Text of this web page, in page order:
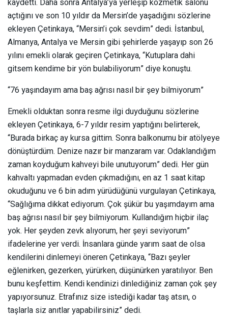
açtığını ve son 10 yıldır da Mersin’de yaşadığını sözlerine
ekleyen Çetinkaya, “Mersin’i çok sevdim” dedi. İstanbul,
Almanya, Antalya ve Mersin gibi şehirlerde yaşayıp son 26
yılını emekli olarak geçiren Çetinkaya, “Kutuplara dahi
gitsem kendime bir yön bulabiliyorum” diye konuştu.
“76 yaşındayım ama baş ağrısı nasıl bir şey bilmiyorum”
Emekli olduktan sonra resme ilgi duyduğunu sözlerine
ekleyen Çetinkaya, 6-7 yıldır resim yaptığını belirterek,
“Burada birkaç ay kursa gittim. Sonra balkonumu bir atölyeye
dönüştürdüm. Denize nazır bir manzaram var. Odaklandığım
zaman koyduğum kahveyi bile unutuyorum” dedi. Her gün
kahvaltı yapmadan evden çıkmadığını, en az 1 saat kitap
okuduğunu ve 6 bin adım yürüdüğünü vurgulayan Çetinkaya,
“Sağlığıma dikkat ediyorum. Çok şükür bu yaşımdayım ama
baş ağrısı nasıl bir şey bilmiyorum. Kullandığım hiçbir ilaç
yok. Her şeyden zevk alıyorum, her şeyi seviyorum”
ifadelerine yer verdi. İnsanlara günde yarım saat de olsa
kendilerini dinlemeyi öneren Çetinkaya, “Bazı şeyler
eğlenirken, gezerken, yürürken, düşünürken yaratılıyor. Ben
bunu keşfettim. Kendi kendinizi dinlediğiniz zaman çok şey
yapıyorsunuz. Etrafınız size istediği kadar taş atsın, o
taşlarla siz anıtlar yapabilirsiniz” dedi.